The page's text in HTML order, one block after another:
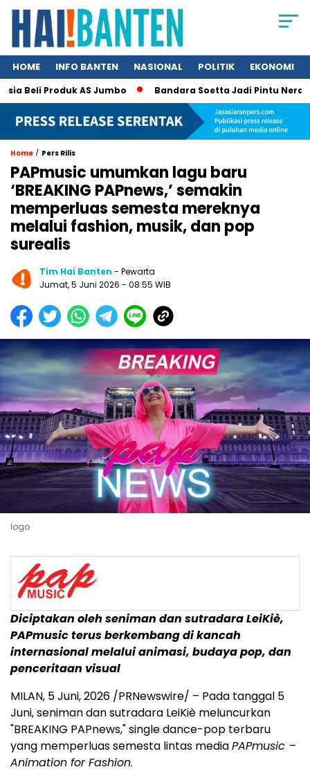
HOME INFO BANTEN NASIONAL POLITIK EKONOMI
Produk AS Jumbo Bandara Soetta Jadi Pintu Neraka
Home / Pers Rilis
PAPmusic umumkan lagu baru
‘BREAKING PAPnews,’ semakin
memperluas semesta mereknya
melalui fashion, musik, dan pop
surealis
Tim Hai Banten - Pewarta
Jumat, 5 Juni 2026 - 08:55 WIB
logo
Diciptakan oleh seniman dan sutradara LeiKiè,
PAPmusic terus berkembang di kancah
internasional melalui animasi, budaya pop, dan
penceritaan visual
MILAN, 5 Juni, 2026 /PRNewswire/ – Pada tanggal 5
Juni, seniman dan sutradara LeiKiè meluncurkan
"BREAKING PAPnews," single dance-pop terbaru
yang memperluas semesta lintas mediaPAPmusic –
Animation for Fashion.